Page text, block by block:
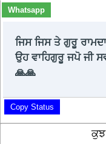
Whatsapp
ਜਿਸ ਜਿਸ ਤੇ ਗੁਰੂ
ਉਹ ਵਾਹਿਗੁਰੂ ਜਪੋ ਜੀ
🙏🙏
Copy Status